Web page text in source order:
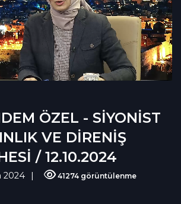
ÖZEL - SİYONİST
VE DİRENİŞ
/ 12.10.2024
2024 41274 görüntülenme